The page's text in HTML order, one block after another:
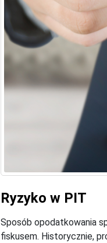
Ryzyko w PIT
Sposób opodatkowania
fiskusem. Historycznie,